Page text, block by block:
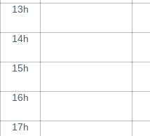
13h
14h
15h
16h
17h